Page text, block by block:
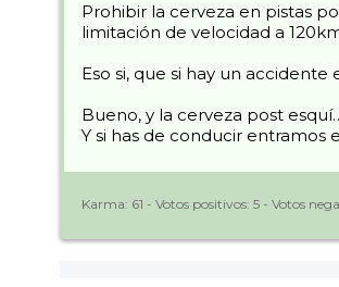
Prohibir la cerveza en pistas
limitación de velocidad a
Eso si, que si hay un
Bueno, y la cerveza post
Y si has de conducir
Karma: 61 - Votos positivos: 5 - Votos